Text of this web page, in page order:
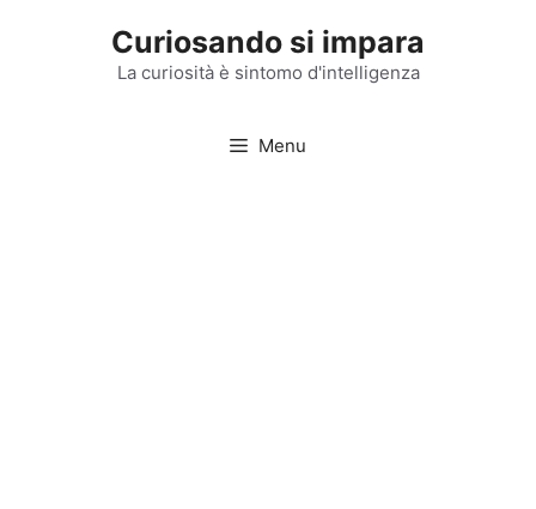
Curiosando si impara
La curiosità è sintomo d'intelligenza
Menu